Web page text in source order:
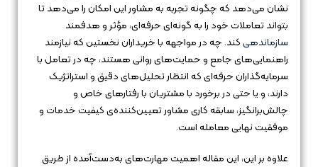
نشان می‌دهد که چگونه تجربه به مشاور این امکان را می‌دهد تا
بتواند تعاملات خود را به گونه‌ای حرفه‌ای، مؤثر و هدفمند
سازماندهیکند. چه در مواجهه با خریداران نخستین که نیازمند
راهنمایی‌های جامع و حمایت‌های روانی هستند، چه در تعامل با
سرمایه‌گذاران حرفه‌ای که انتظار تحلیل‌های دقیق و استراتژیک
دارند، و یا حتی در برخورد با مشتریان با رفتارهای خاص و
چالش‌برانگیز، سابقه کاری مشاور تعیین‌کننده‌ی کیفیت خدمات و
موفقیت نهایی معامله است.
علاوه بر این، این مقاله اهمیت مهارت‌های به‌دست‌آمده از طریق